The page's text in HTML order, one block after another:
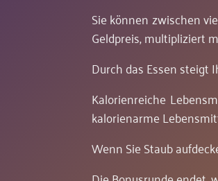
Sie können zwischen
Geldpreis, multipliziert
Durch das Essen steigt
Kalorienreiche
kalorienarme
Wenn Sie Staub